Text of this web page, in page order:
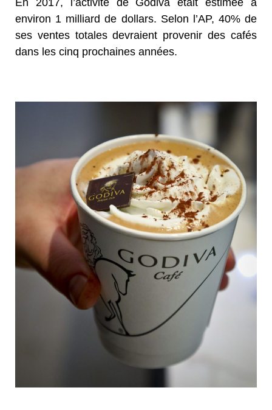
En 2017, l’activité de Godiva était estimée à
environ 1 milliard de dollars. Selon l’AP, 40% de
ses ventes totales devraient provenir des cafés
dans les cinq prochaines années.